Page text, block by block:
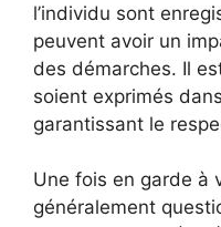
l’individu sont
peuvent avoir un
des démarches. Il
soient exprimés
garantissant le
Une fois en garde à
généralement